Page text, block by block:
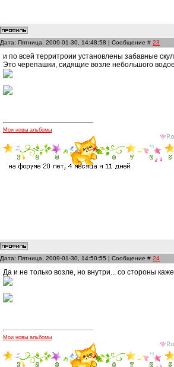
Дата: Пятница, 2009-01-30, 14:48:58 | Сообщение # 23
и по всей территроии установлены забавные
Это черепашки, сидящие возле небольшого
Мои новы альбомы
Дата: Пятница, 2009-01-30, 14:50:55 | Сообщение # 24
Да и не только возле, но внутри... со стороны
Мои новы альбомы